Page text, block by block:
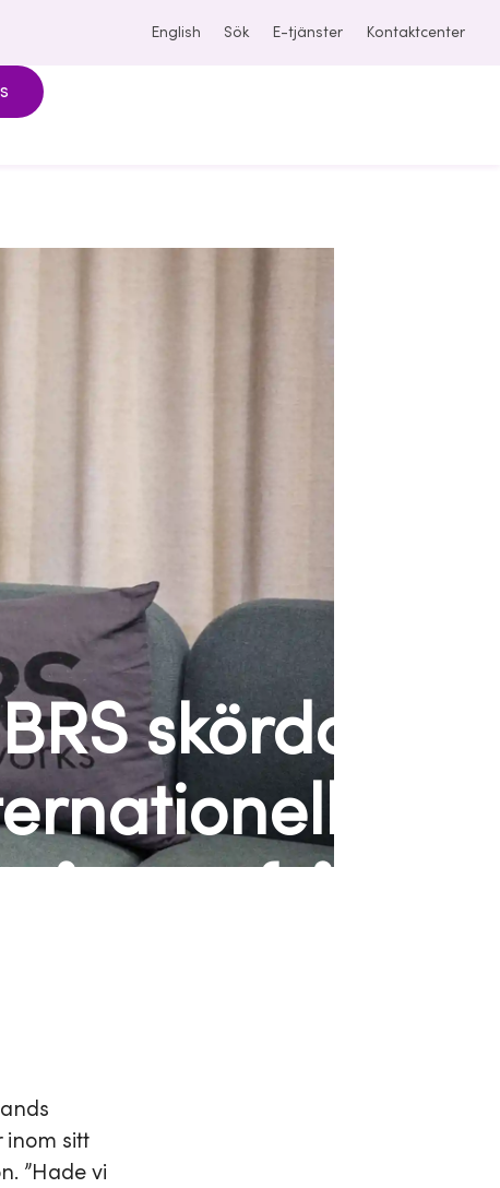
English Sök E-tjänster Kontaktcenter
BRS skördar
från
inom sitt
”Hade vi